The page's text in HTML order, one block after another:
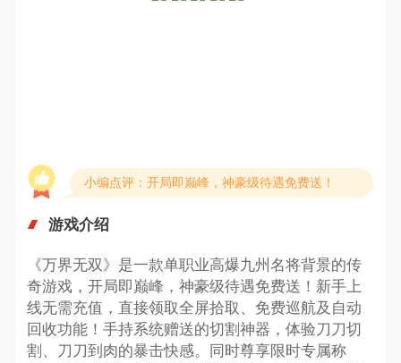
小编点评：开局即巅峰，神豪级待遇免费送！
游戏介绍
《万界无双》是一款单职业高爆九州名将背景的传
奇游戏，开局即巅峰，神豪级待遇免费送！新手上
线无需充值，直接领取全屏拾取、免费巡航及自动
回收功能！手持系统赠送的切割神器，体验刀刀切
割、刀刀到肉的暴击快感。同时尊享限时专属称